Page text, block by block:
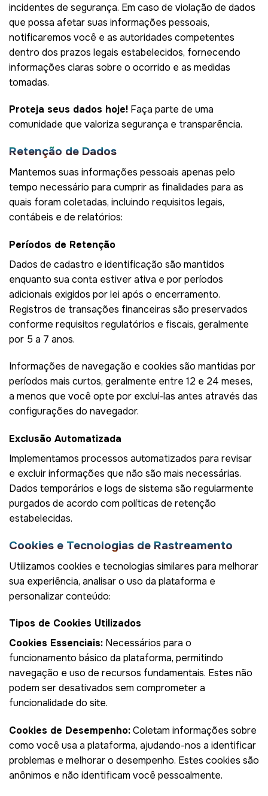
incidentes de segurança. Em caso de violação de dados
que possa afetar suas informações pessoais,
notificaremos você e as autoridades competentes
dentro dos prazos legais estabelecidos, fornecendo
informações claras sobre o ocorrido e as medidas
tomadas.
Proteja seus dados hoje! Faça parte de uma
comunidade que valoriza segurança e transparência.
Retenção de Dados
Mantemos suas informações pessoais apenas pelo
tempo necessário para cumprir as finalidades para as
quais foram coletadas, incluindo requisitos legais,
contábeis e de relatórios:
Períodos de Retenção
Dados de cadastro e identificação são mantidos
enquanto sua conta estiver ativa e por períodos
adicionais exigidos por lei após o encerramento.
Registros de transações financeiras são preservados
conforme requisitos regulatórios e fiscais, geralmente
por 5 a 7 anos.
Informações de navegação e cookies são mantidas por
períodos mais curtos, geralmente entre 12 e 24 meses,
a menos que você opte por excluí-las antes através das
configurações do navegador.
Exclusão Automatizada
Implementamos processos automatizados para revisar
e excluir informações que não são mais necessárias.
Dados temporários e logs de sistema são regularmente
purgados de acordo com políticas de retenção
estabelecidas.
Cookies e Tecnologias de Rastreamento
Utilizamos cookies e tecnologias similares para melhorar
sua experiência, analisar o uso da plataforma e
personalizar conteúdo:
Tipos de Cookies Utilizados
Cookies Essenciais: Necessários para o
funcionamento básico da plataforma, permitindo
navegação e uso de recursos fundamentais. Estes não
podem ser desativados sem comprometer a
funcionalidade do site.
Cookies de Desempenho:Coletam informações sobre
como você usa a plataforma, ajudando-nos a identificar
problemas e melhorar o desempenho. Estes cookies são
anônimos e não identificam você pessoalmente.